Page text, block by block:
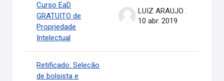
Curso EaD
GRATUITO de
Propriedade
Intelectual
LUIZ ARAUJO .
10 abr. 2019
Retificado: Seleção
de bolsista e